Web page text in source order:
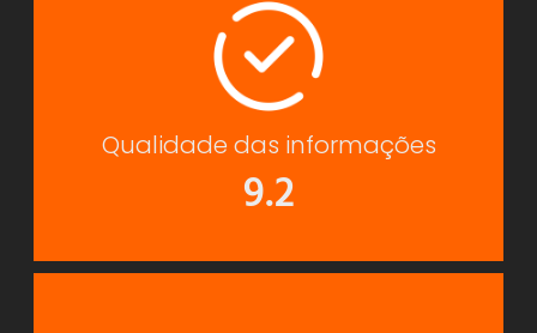
Qualidade das informações
9.2